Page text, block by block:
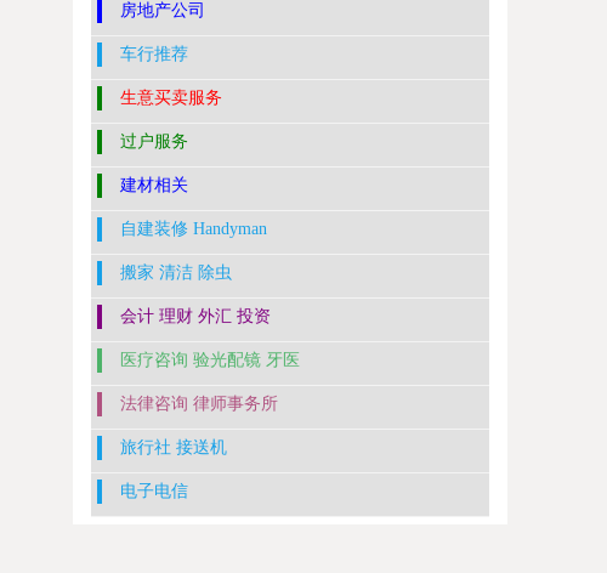
房地产公司
车行推荐
生意买卖服务
过户服务
建材相关
自建装修 Handyman
搬家 清洁 除虫
会计 理财 外汇 投资
医疗咨询 验光配镜 牙医
法律咨询 律师事务所
旅行社 接送机
电子电信